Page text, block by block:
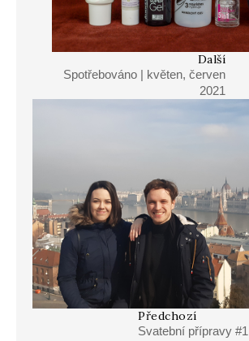
Další
Spotřebováno | květen, červen
2021
Předchozí
Svatební přípravy #1